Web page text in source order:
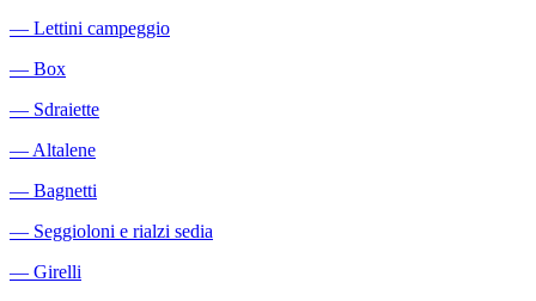
― Lettini campeggio
― Box
― Sdraiette
―Altalene
― Bagnetti
― Seggioloni e rialzi sedia
― Girelli